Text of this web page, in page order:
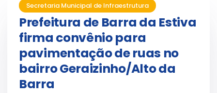
Secretaria Municipal de Infraestrutura
Prefeitura de Barra da Estiva
firma convênio para
pavimentação de ruas no
bairro Geraizinho/Alto da
Barra